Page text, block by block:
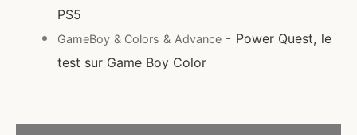
PS5
GameBoy & Colors & Advance- Power Quest, le
test sur Game Boy Color